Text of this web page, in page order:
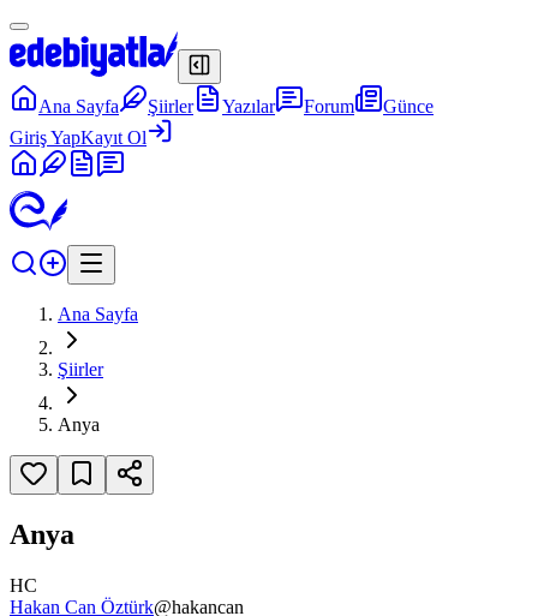
Ana Sayfa Şiirler Yazılar Forum
Günce
Giriş YapKayıt Ol
Ana Sayfa
Şiirler
Anya
Anya
HC
Hakan Can Öztürk@hakancan